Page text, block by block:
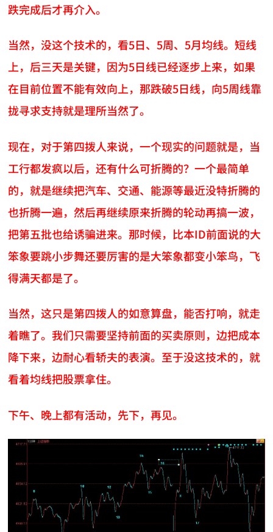
跌完成后才再介入。
当然，没这个技术的，看5日、5周、5月均线。短线
上，后三天是关键，因为5日线已经逐步上来，如果
在目前位置不能有效向上，那跌破5日线，向5周线靠
拢寻求支持就是理所当然了。
现在，对于第四拨人来说，一个现实的问题就是，当
工行都发疯以后，还有什么可折腾的？一个最简单
的，就是继续把汽车、交通、能源等最近没特折腾的
也折腾一遍，然后再继续原来折腾的轮动再搞一波，
把第五批也给诱骗进来。那时候，比本ID前面说的大
笨象要跳小步舞还要厉害的是大笨象都变小笨鸟，飞
得满天都是了。
当然，这只是第四拨人的如意算盘，能否打响，就走
着瞧了。我们只需要坚持前面的买卖原则，边把成本
降下来，边耐心看轿夫的表演。至于没这技术的，就
看着均线把股票拿住。
下午、晚上都有活动，先下，再见。